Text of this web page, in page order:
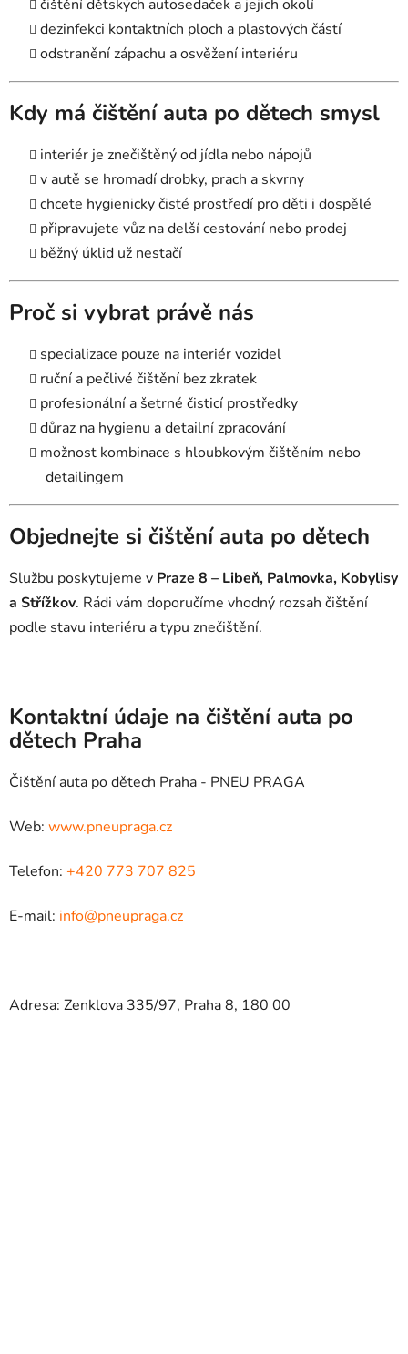
čištění dětských autosedaček a jejich okolí
dezinfekci kontaktních ploch a plastových částí
odstranění zápachu a osvěžení interiéru
Kdy má čištění auta po dětech smysl
interiér je znečištěný od jídla nebo nápojů
v autě se hromadí drobky, prach a skvrny
chcete hygienicky čisté prostředí pro děti i dospělé
připravujete vůz na delší cestování nebo prodej
běžný úklid už nestačí
Proč si vybrat právě nás
specializace pouze na interiér vozidel
ruční a pečlivé čištění bez zkratek
profesionální a šetrné čisticí prostředky
důraz na hygienu a detailní zpracování
možnost kombinace s hloubkovým čištěním nebo
detailingem
Objednejte si čištění auta po dětech
Službu poskytujeme v Praze 8 – Libeň, Palmovka, Kobylisy
a Střížkov. Rádi vám doporučíme vhodný rozsah čištění
podle stavu interiéru a typu znečištění.
Kontaktní údaje na čištění auta po
dětech Praha
Čištění auta po dětech Praha - PNEU PRAGA
Web: www.pneupraga.cz
Telefon: +420 773 707 825
E-mail: info@pneupraga.cz
Adresa: Zenklova 335/97, Praha 8, 180 00